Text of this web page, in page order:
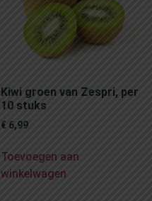
Kiwi groen van Zespri, per
10 stuks
€ 6,99
Toevoegen aan
winkelwagen